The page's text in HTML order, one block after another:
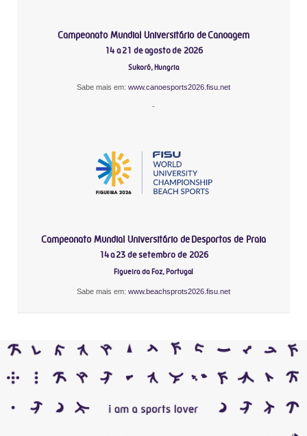
Campeonato Mundial Universitário de Canoagem
14 a 21 de agosto de 2026
Sukoró, Hungria
Sabe mais em: www.canoesports2026.fisu.net
-
Campeonato Mundial Universitário de Desportos de Praia
14 a 23 de setembro de 2026
Figueira da Foz, Portugal
Sabe mais em: www.beachsprots2026.fisu.net